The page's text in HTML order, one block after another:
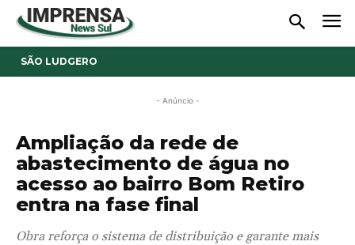
SÃO LUDGERO
- Anúncio -
Ampliação da rede de
abastecimento de água no
acesso ao bairro Bom Retiro
entra na fase final
Obra reforça o sistema de distribuição e garante mais